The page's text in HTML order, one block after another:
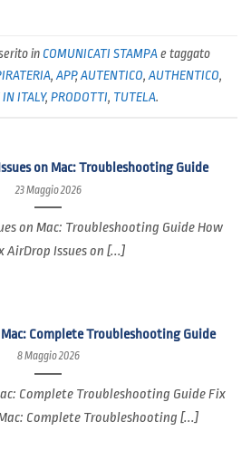
inCOMUNICATI STAMPAe taggato
,APP,AUTENTICO,AUTHENTICO,
ITALY, PRODOTTI, TUTELA.
on Mac: Troubleshooting Guide
23 Maggio 2026
on Mac: Troubleshooting Guide How
AirDrop Issues on [...]
Complete Troubleshooting Guide
8 Maggio 2026
Complete Troubleshooting Guide Fix
Complete Troubleshooting [...]